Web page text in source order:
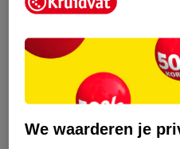
Kruidvat heb je ruime keuze uit
We waarderen je